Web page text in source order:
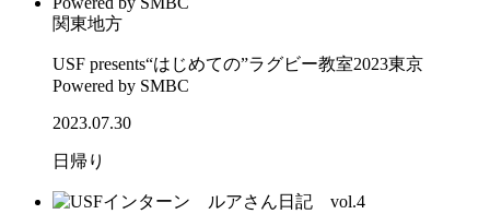
関東地方
USF presents“はじめての”ラグビー教室2023東京
Powered by SMBC
2023.07.30
日帰り